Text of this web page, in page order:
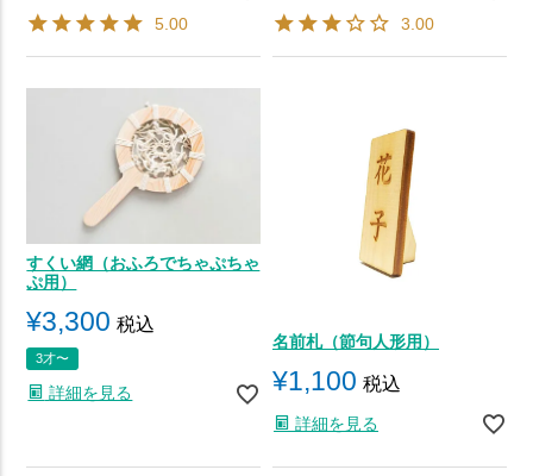
5.00
3.00
すくい網（おふろでちゃぷちゃ
ぷ用）
¥3,300 税込
3才〜
詳細を見る
名前札（節句人形用）
¥1,100 税込
詳細を見る